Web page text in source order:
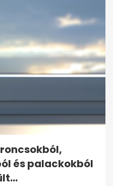
és palackokból